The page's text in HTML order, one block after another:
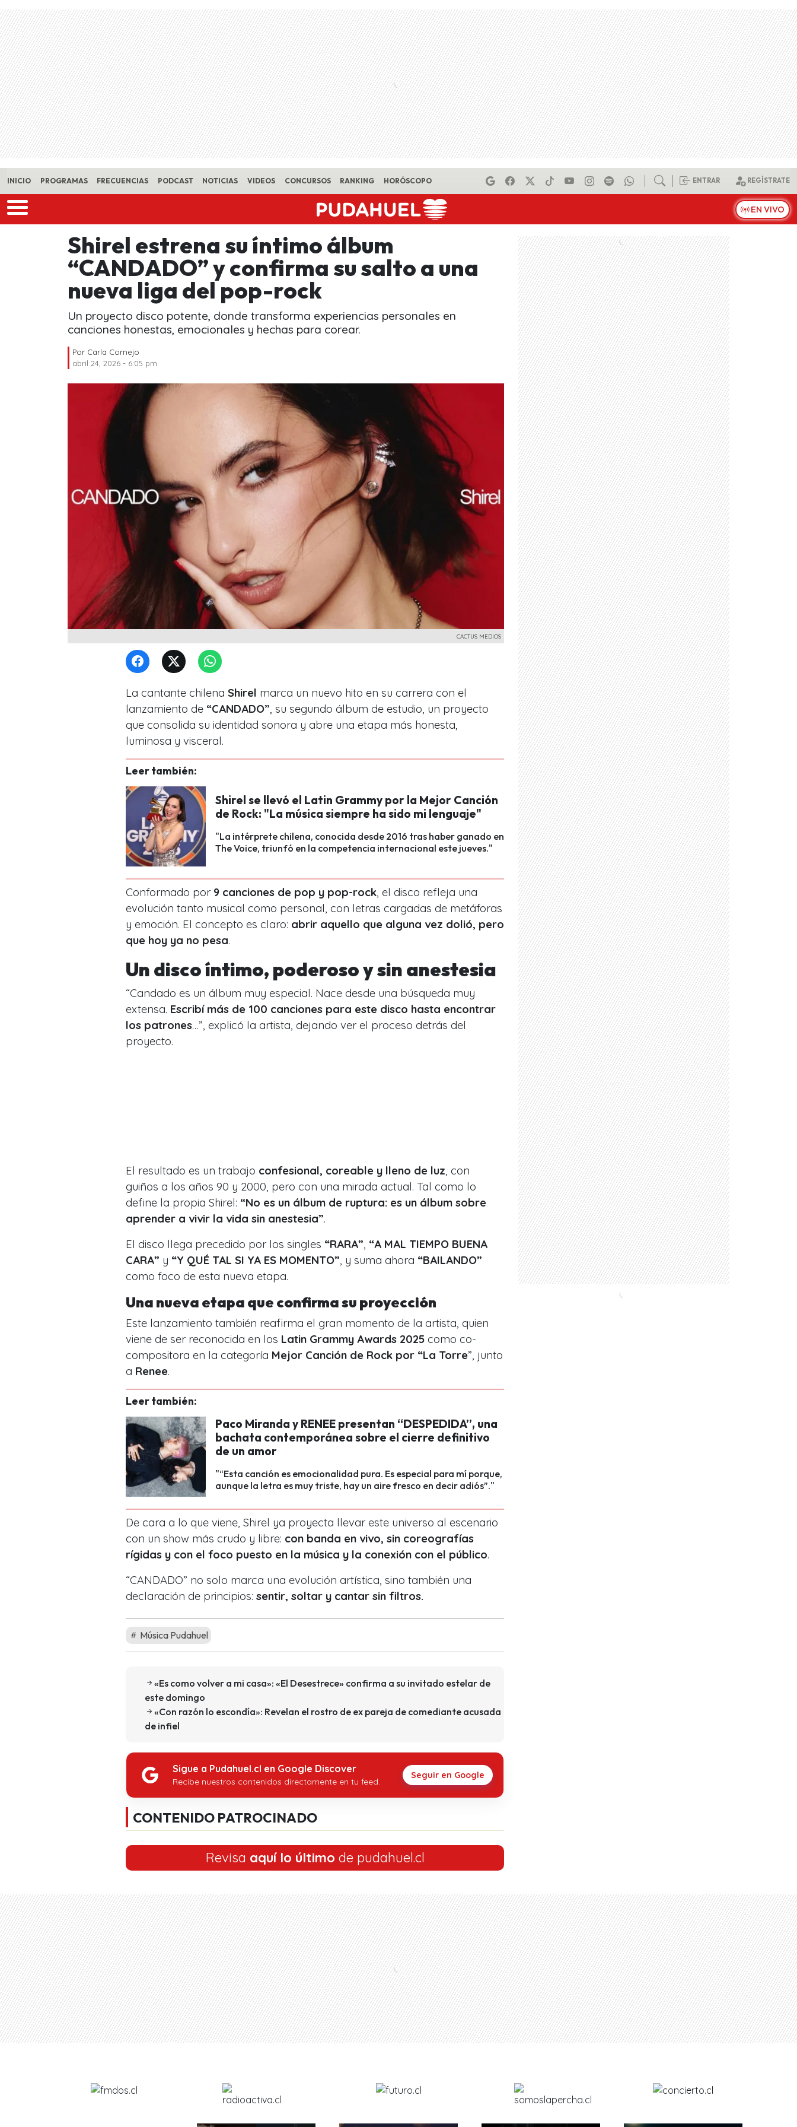
Skip to main content
INICIO PROGRAMAS FRECUENCIAS PODCAST NOTICIAS VIDEOS CONCURSOS RANKING HORÓSCOPO ENTRAR REGÍSTRATE
EN VIVO
Shirel estrena su íntimo álbum
“CANDADO” y confirma su salto a una
nueva liga del pop-rock
Un proyecto disco potente, donde transforma experiencias personales en
canciones honestas, emocionales y hechas para corear.
Por Carla Cornejo
abril 24, 2026 - 6:05 pm
CACTUS MEDIOS
La cantante chilena Shirel marca un nuevo hito en su carrera con el
lanzamiento de “CANDADO” , su segundo álbum de estudio, un proyecto
que consolida su identidad sonora y abre una etapa más honesta,
luminosa y visceral.
Leer también:
Shirel se llevó el Latin Grammy por la Mejor Canción
de Rock: "La música siempre ha sido mi lenguaje"
"La intérprete chilena, conocida desde 2016 tras haber ganado en
The Voice, triunfó en la competencia internacional este jueves."
Conformado por 9 canciones de pop y pop-rock , el disco refleja una
evolución tanto musical como personal, con letras cargadas de metáforas
y emoción. El concepto es claro: abrir aquello que alguna vez dolió, pero
que hoy ya no pesa.
Un disco íntimo, poderoso y sin anestesia
“Candado es un álbum muy especial. Nace desde una búsqueda muy
extensa. Escribí más de 100 canciones para este disco hasta encontrar
los patrones…”, explicó la artista, dejando ver el proceso detrás del
proyecto.
El resultado es un trabajo confesional, coreable y lleno de luz , con
guiños a los años 90 y 2000, pero con una mirada actual. Tal como lo
define la propia Shirel: “No es un álbum de ruptura: es un álbum sobre
aprender a vivir la vida sin anestesia”.
El disco llega precedido por los singles “RARA” “A MAL TIEMPO BUENA
CARA” y “Y QUÉ TAL SI YA ES MOMENTO” , y suma ahora “BAILANDO”
como foco de esta nueva etapa.
Una nueva etapa que confirma su proyección
Este lanzamiento también reafirma el gran momento de la artista, quien
viene de ser reconocida en los Latin Grammy Awards 2025 como co-
compositora en la categoría Mejor Canción de Rock por “La Torre”, junto
a Renee.
Leer también:
Paco Miranda y RENEE presentan “DESPEDIDA”, una
bachata contemporánea sobre el cierre definitivo
de un amor
"“Esta canción es emocionalidad pura. Es especial para mí porque,
aunque la letra es muy triste, hay un aire fresco en decir adiós”."
De cara a lo que viene, Shirel ya proyecta llevar este universo al escenario
con un show más crudo y libre: con banda en vivo, sin coreografías
rígidas y con el foco puesto en la música y la conexión con el público.
“CANDADO” no solo marca una evolución artística, sino también una
declaración de principios: sentir, soltar y cantar sin filtros.
Música Pudahuel
«Es como volver a mi casa»: «El Desestrece» confirma a su invitado estelar de
este domingo
«Con razón lo escondía»: Revelan el rostro de ex pareja de comediante acusada
de infiel
Sigue a Pudahuel.cl en Google Discover
Recibe nuestros contenidos directamente en tu feed.
Seguir en Google
CONTENIDO PATROCINADO
Revisa aquí lo último de pudahuel.cl